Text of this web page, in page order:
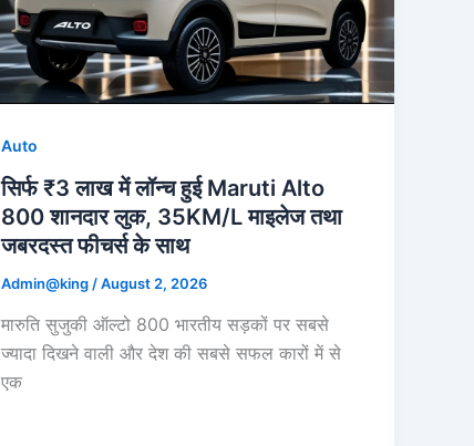
Auto
सिर्फ ₹3 लाख में लॉन्च हुई Maruti Alto
800 शानदार लुक, 35KM/L माइलेज तथा
जबरदस्त फीचर्स के साथ
Admin@king /August 2, 2026
मारुति सुजुकी ऑल्टो 800 भारतीय सड़कों पर सबसे
ज्यादा दिखने वाली और देश की सबसे सफल कारों में से
एक